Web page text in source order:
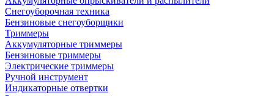
Снегоуборочная техника
Бензиновые снегоуборщики
Триммеры
Аккумуляторные триммеры
Бензиновые триммеры
Электрические триммеры
Ручной инструмент
Индикаторные отвертки